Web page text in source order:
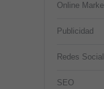
Online
Publicidad
Redes
SEO